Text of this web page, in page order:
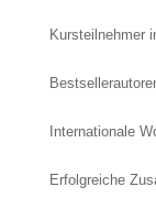
Kursteilnehmer
Internationale
Erfolgreiche